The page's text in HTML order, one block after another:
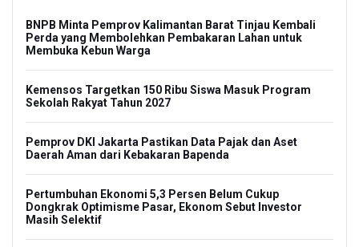
BNPB Minta Pemprov Kalimantan Barat Tinjau Kembali
Perda yang Membolehkan Pembakaran Lahan untuk
Membuka Kebun Warga
Kemensos Targetkan 150 Ribu Siswa Masuk Program
Sekolah Rakyat Tahun 2027
Pemprov DKI Jakarta Pastikan Data Pajak dan Aset
Daerah Aman dari Kebakaran Bapenda
Pertumbuhan Ekonomi 5,3 Persen Belum Cukup
Dongkrak Optimisme Pasar, Ekonom Sebut Investor
Masih Selektif